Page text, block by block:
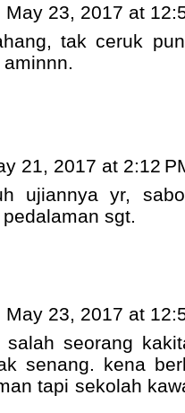
May 23, 2017 at
tak ceruk
21, 2017 at 2:12
ujiannya yr,
sgt.
May 23, 2017 at
seorang
senang. kena
tapi sekolah